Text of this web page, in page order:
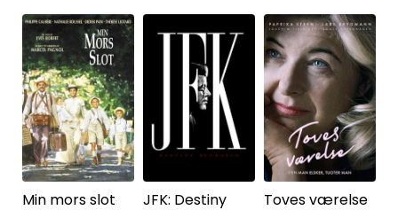
Min mors slot
JFK: Destiny
Toves værelse